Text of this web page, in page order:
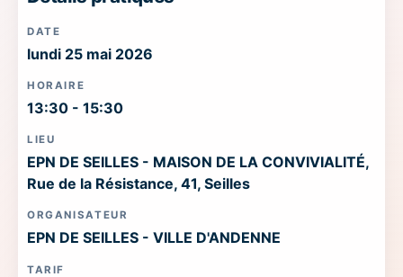
DATE
lundi 25 mai 2026
HORAIRE
13:30 - 15:30
LIEU
EPN DE SEILLES - MAISON DE LA CONVIVIALITÉ,
Rue de la Résistance, 41, Seilles
ORGANISATEUR
EPN DE SEILLES - VILLE D'ANDENNE
TARIF